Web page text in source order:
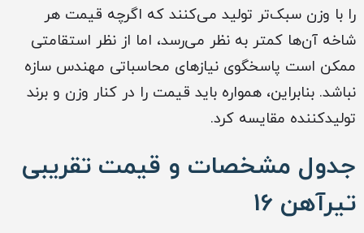
را با وزن سبک‌تر تولید می‌کنند که اگرچه قیمت هر
شاخه آن‌ها کمتر به نظر می‌رسد، اما از نظر استقامتی
ممکن است پاسخگوی نیازهای محاسباتی مهندس سازه
نباشد. بنابراین، همواره باید قیمت را در کنار وزن و برند
تولیدکننده مقایسه کرد.
جدول مشخصات و قیمت تقریبی
تیرآهن 16